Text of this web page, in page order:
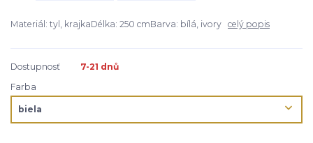
Materiál: tyl, krajkaDélka: 250 cmBarva: bílá, ivory celý popis
Dostupnosť
7-21 dnů
Farba